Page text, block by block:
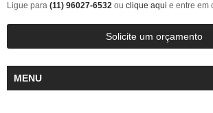
Ligue para (11) 96027-6532 ou clique aqui e entre em
Solicite um orçamento
MENU